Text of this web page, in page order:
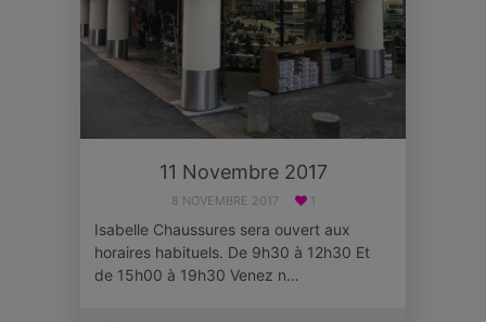
11 Novembre 2017
8 NOVEMBRE 2017 1
Isabelle Chaussures sera ouvert aux
horaires habituels. De 9h30 à 12h30 Et
de 15h00 à 19h30 Venez n…